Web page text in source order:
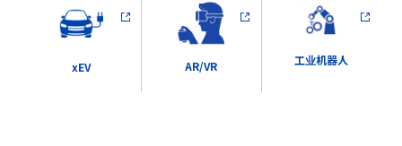
xEV AR/VR 工业机器人